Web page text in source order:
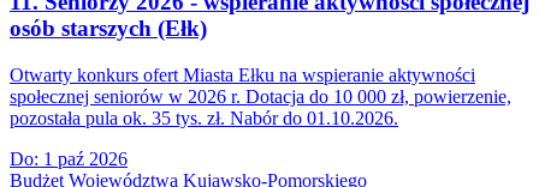
osób starszych (Ełk)
Otwarty konkurs ofert Miasta Ełku na wspieranie aktywności
społecznej seniorów w 2026 r. Dotacja do 10 000 zł, powierzenie,
pozostała pula ok. 35 tys. zł. Nabór do 01.10.2026.
Do: 1 paź 2026
Budżet Województwa Kujawsko-Pomorskiego